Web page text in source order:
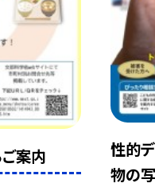
案内
性的
物の